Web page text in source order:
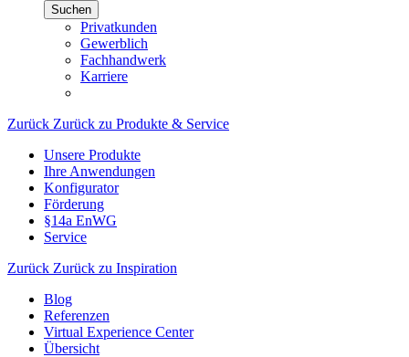
Suchen
Privatkunden
Gewerblich
Fachhandwerk
Karriere
Zurück Zurück zu Produkte & Service
Unsere Produkte
Ihre Anwendungen
Konfigurator
Förderung
§14a EnWG
Service
Zurück Zurück zu Inspiration
Blog
Referenzen
Virtual Experience Center
Übersicht